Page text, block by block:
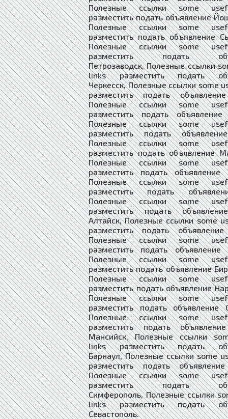
Полезные ссылки some
разместить подать объявление
Полезные ссылки some
разместить подать объявление
Полезные ссылки some
разместить подать
Петрозаводск, Полезные ссылки
links разместить подать
Черкесск, Полезные ссылки some
разместить подать
Полезные ссылки some
разместить подать объявление
Полезные ссылки some
разместить подать
Полезные ссылки some
разместить подать объявление
Полезные ссылки some
разместить подать объявление
Полезные ссылки some
разместить подать
Полезные ссылки some
разместить подать
Алтайск, Полезные ссылки some
разместить подать
Полезные ссылки some
разместить подать объявление
Полезные ссылки some
разместить подать объявление
Полезные ссылки some
разместить подать объявление
Полезные ссылки some
разместить подать объявление
Полезные ссылки some
разместить подать
Мансийск, Полезные ссылки
links разместить подать
Барнаул, Полезные ссылки some
разместить подать
Полезные ссылки some
разместить подать
Симферополь, Полезные ссылки
links разместить подать
Севастополь.